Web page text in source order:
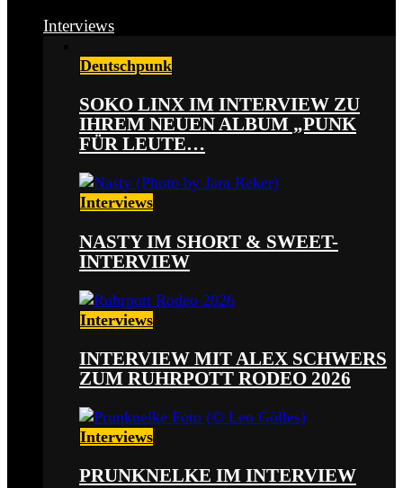
Interviews
Deutschpunk
SOKO LINX IM INTERVIEW ZU
IHREM NEUEN ALBUM „PUNK
FÜR LEUTE…
Interviews
NASTY IM SHORT & SWEET-
INTERVIEW
Interviews
INTERVIEW MIT ALEX SCHWERS
ZUM RUHRPOTT RODEO 2026
Interviews
PRUNKNELKE IM INTERVIEW